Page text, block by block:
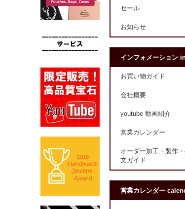
セール
お知らせ
インフォメーション
お買い物ガイド
会社概要
youtube 動画紹介
営業カレンダー
オーダー加工・製作
文ガイド
営業カレンダー